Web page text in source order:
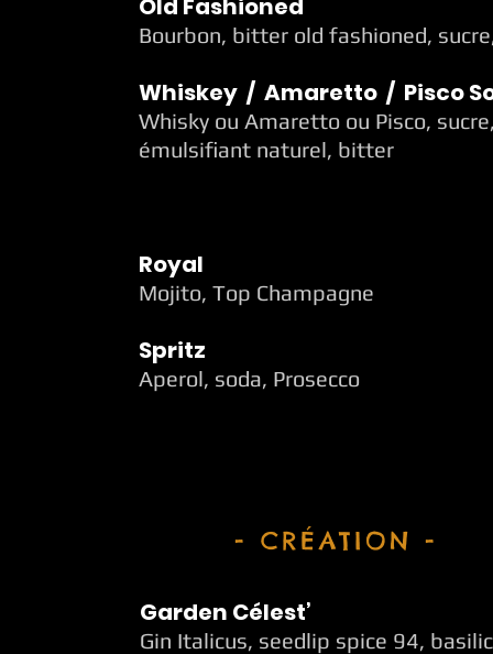
Old Fashioned
Bourbon, bitter old fashioned,
Whiskey / Amaretto / Pisco
Whisky ou Amaretto ou Pisco,
émulsifiant naturel, bitter
Royal
Mojito, Top Champagne
Spritz
Aperol, soda, Prosecco
- CRÉATION -
Garden Célest’
Gin Italicus, seedlip spice 94,